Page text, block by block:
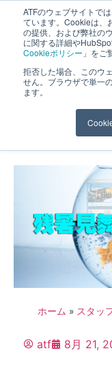
ATFのウェブサイトで
ています。Cookieは、
の提供、および弊社
に関する詳細や
Cookieポリシー 」をご
拒否した場合、このウ
せん。ブラウザで単一
ます。
長野県長野市・松本市ウェ
残暑見舞い
ホーム » スタッ
atf 8月 21,